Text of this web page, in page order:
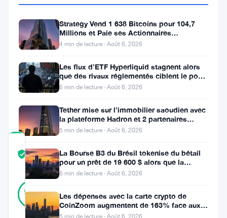
dollars
alors
TRUST
SCORE
Vérifié
94%
RÉEL
Mis à jour 3 mois il y a
Strategy Vend 1 638 Bitcoins pour 104,7
Millions et Paie ses Actionnaires
Privilégiés
4 min de lecture · Août 6, 2026
Les flux d’ETF Hyperliquid stagnent alors
que des rivaux réglementés ciblent le pool
de trading DeFi de 2 à 3
6 min de lecture · Août 6, 2026
Tether mise sur l’immobilier saoudien avec
la plateforme Hadron et 2 partenaires
locaux
5 min de lecture · Août 6, 2026
La Bourse B3 du Brésil tokenise du bétail
pour un prêt de 19 600 $ alors que la
blockchain atteint la ferme
6 min de lecture · Août 6, 2026
Les dépenses avec la carte crypto de
CoinZoom augmentent de 163% face aux
factures de carburant et d’épicerie
5 min de lecture · Août 6, 2026